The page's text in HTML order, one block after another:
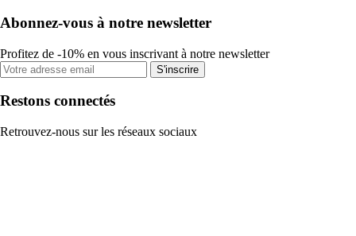
Abonnez-vous à notre newsletter
Profitez de -10% en vous inscrivant à notre newsletter
S'inscrire
Restons connectés
Retrouvez-nous sur les réseaux sociaux